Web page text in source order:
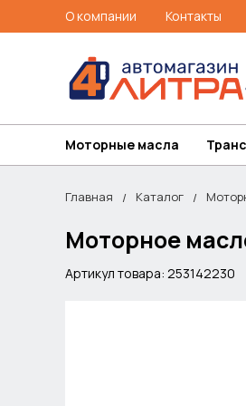
О компании Контакты
Моторные масла
Главная Каталог
Моторное
Артикул товара: 253142230